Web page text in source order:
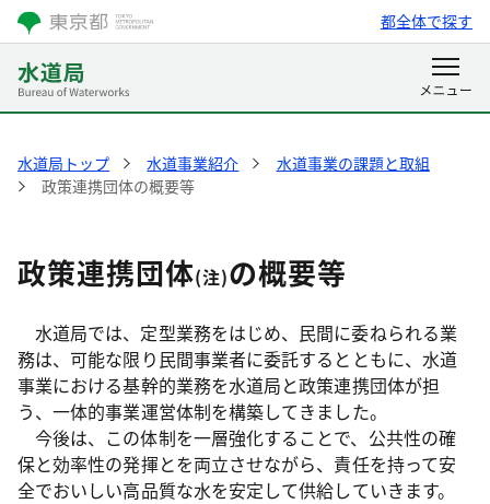
都全体で探す
水道局トップ 水道事業紹介
水道事業の課題と取組
政策連携団体の概要等
政策連携団体(注)の概要等
水道局では、定型業務をはじめ、民間に委ねられる業
務は、可能な限り民間事業者に委託するとともに、水道
事業における基幹的業務を水道局と政策連携団体が担
う、一体的事業運営体制を構築してきました。
今後は、この体制を一層強化することで、公共性の確
保と効率性の発揮とを両立させながら、責任を持って安
全でおいしい高品質な水を安定して供給していきます。